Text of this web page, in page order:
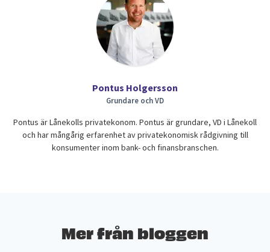
Pontus Holgersson
Grundare och VD
Pontus är Lånekolls privatekonom. Pontus är grundare, VD i Lånekoll
och har mångårig erfarenhet av privatekonomisk rådgivning till
konsumenter inom bank- och finansbranschen.
Mer från bloggen